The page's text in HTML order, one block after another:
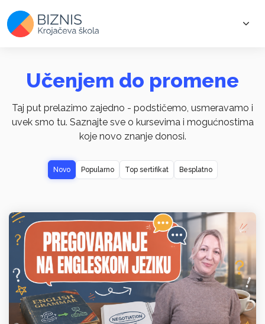
Učenjem do promene
Taj put prelazimo zajedno - podstičemo, usmeravamo i
uvek smo tu. Saznajte sve o kursevima i mogućnostima
koje novo znanje donosi.
Novo Popularno Top sertifikat Besplatno